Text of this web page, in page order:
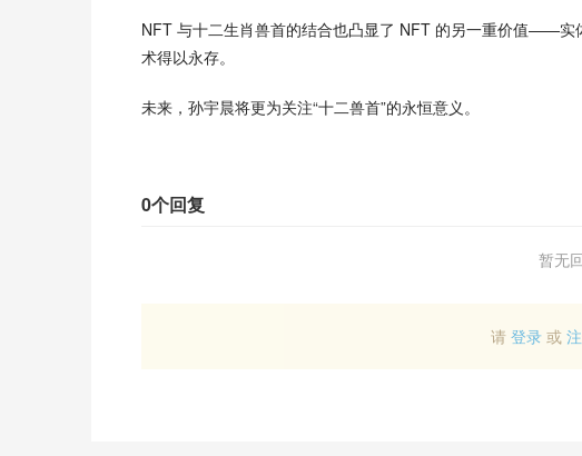
NFT 与十二生肖兽首的结合也凸显了 NFT 的另一重价值——
术得以永存。
未来，孙宇晨将更为关注“十二兽首”的永恒意义。
0个回复
暂无
请 登录 或